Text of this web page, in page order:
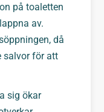
på toaletten
av.
då
salvor för att
sig ökar